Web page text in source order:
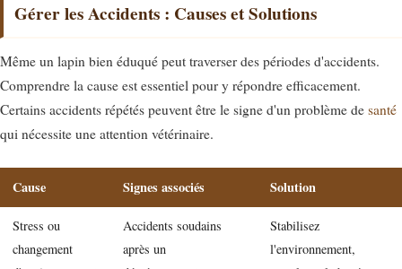
Gérer les Accidents : Causes et Solutions
Même un lapin bien éduqué peut traverser des périodes d'accidents.
Comprendre la cause est essentiel pour y répondre efficacement.
Certains accidents répétés peuvent être le signe d'un problème de santé
qui nécessite une attention vétérinaire.
Cause Signes associés Solution
Stress ou
changement
Accidents soudains
après un
Stabilisez
l'environnement,